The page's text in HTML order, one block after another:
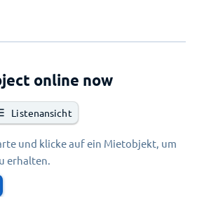
online now
Listenansicht
und klicke auf ein Mietobjekt, um
erhalten.